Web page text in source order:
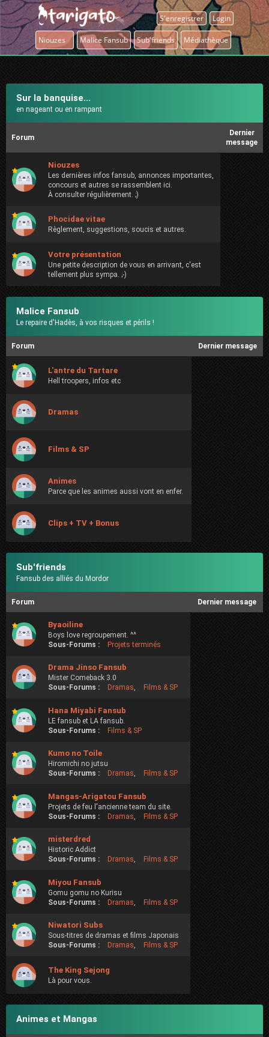
S'enregistrer Login
Niouzes Malice Fansub Sub'friends Médiathèque
Sur la banquise...
en nageant ou en rampant
Forum
Dernier
message
Niouzes
Les dernières infos fansub, annonces importantes,
concours et autres se rassemblent ici.
À consulter régulièrement. ;)
Phocidae vitae
Règlement, suggestions, soucis et autres.
Votre présentation
Une petite description de vous en arrivant, c'est
tellement plus sympa. ;-)
Malice Fansub
Le repaire d'Hadès, à vos risques et périls !
Forum Dernier message
L'antre du Tartare
Hell troopers, infos etc
Dramas
Films & SP
Animes
Parce que les animes aussi vont en enfer.
Clips + TV + Bonus
Sub'friends
Fansub des alliés du Mordor
Forum Dernier message
Byaoiline
Boys love regroupement. ^^
Sous-Forums :
Projets terminés
Drama Jinso Fansub
Mister Comeback 3.0
Sous-Forums :
Dramas, Films & SP
Hana Miyabi Fansub
LE fansub et LA fansub.
Sous-Forums :
Films & SP
Kumo no Toile
Hiromichi no jutsu
Sous-Forums :
Dramas, Films & SP
Mangas-Arigatou Fansub
Projets de feu l'ancienne team du site.
Sous-Forums :
Dramas, Films & SP
misterdred
Historic Addict
Sous-Forums :
Dramas, Films & SP
Miyou Fansub
Gomu gomu no Kurisu
Sous-Forums :
Dramas, Films & SP
Niwatori Subs
Sous-titres de dramas et films Japonais
Sous-Forums :
Dramas, Films & SP
The King Sejong
Là pour vous.
Animes et Mangas